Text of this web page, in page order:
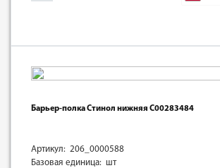
Барьер-полка Стинол нижняя C00283484
Артикул: 206_0000588
Базовая единица: шт